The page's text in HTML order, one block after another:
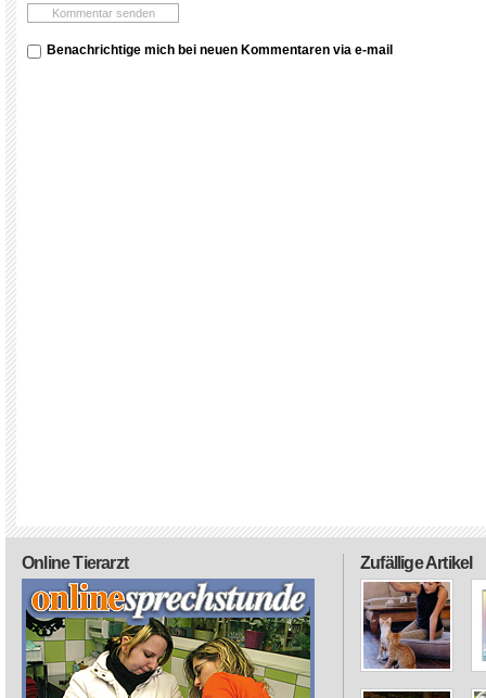
Benachrichtige mich bei neuen Kommentaren via e-mail
Zufällige Artikel
Online Tierarzt